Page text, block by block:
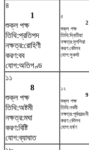
৪
1
শুক্ল পক্ষ
তিথি:প্রতিপদ
নক্ষত্র:রোহিণী
করণ:বব
যোগ:অতিগণ্ড
৫
2
শুক্ল পক্ষ
তিথি:দ্বিতীয়া
নক্ষত্র:মৃগশিরা
করণ:কৌলব
যোগ:সুকর্মা
১১
8
শুক্ল পক্ষ
তিথি:অষ্টমী
নক্ষত্র:মঘা
করণ:বিষ্টি
যোগ:ব্যাঘাত
১২
9
শুক্ল পক্ষ
তিথি:নবমী
নক্ষত্র:পূর্বফাল্গুনী
করণ:কৌলব
যোগ:হর্ষণ